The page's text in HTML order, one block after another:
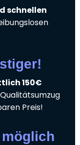
schnellen
150€
Preis!
möglich